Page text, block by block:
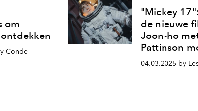
om
Conde
"Mickey
de nieuwe
Joon-ho
Pattinson
04.03.2025 by